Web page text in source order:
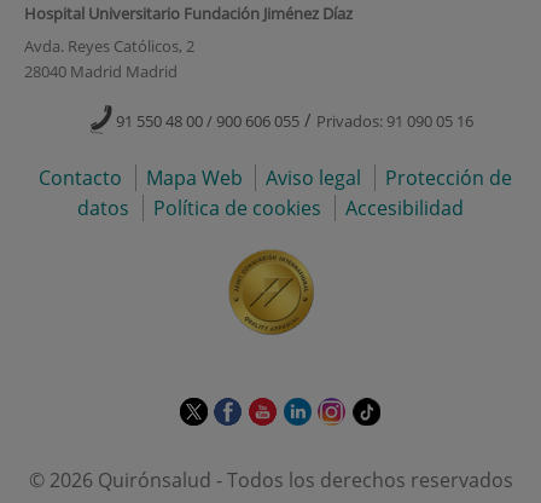
Hospital Universitario Fundación Jiménez Díaz
Avda. Reyes Católicos, 2
28040 Madrid Madrid
91 550 48 00 / 900 606 055 / Privados: 91 090 05 16
Contacto Mapa Web Aviso legal
Protección de
datos
Política de cookies Accesibilidad
Este
abrirá
Este
abrirá
Este
abrirá
Este
abrirá
Este
abrirá
Enlace
aplicación
© 2026 Quirónsalud - Todos los derechos reservados